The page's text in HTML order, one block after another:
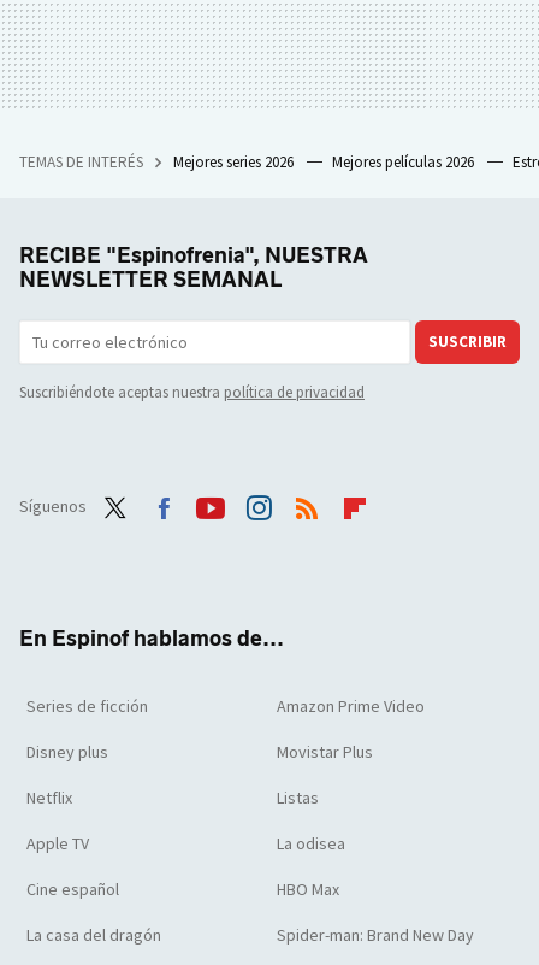
TEMAS DE INTERÉS Mejores series 2026 Mejores películas 2026
RECIBE "Espinofrenia", NUESTRA
NEWSLETTER SEMANAL
SUSCRIBIR
Suscribiéndote aceptas nuestra política de privacidad
Síguenos
En Espinof hablamos de...
Series de ficción Amazon Prime Video
Disney plus Movistar Plus
Netflix Listas
Apple TV La odisea
Cine español HBO Max
La casa del dragón Spider-man: Brand New Day